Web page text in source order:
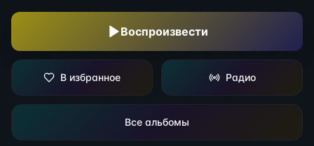
Воспроизвести
В избранное Радио
Все альбомы